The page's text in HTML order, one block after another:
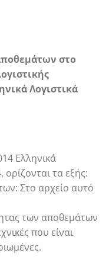
στο
Λογιστικά
Ελληνικά
τα εξής:
Στο αρχείο αυτό
των αποθεμάτων
που είναι